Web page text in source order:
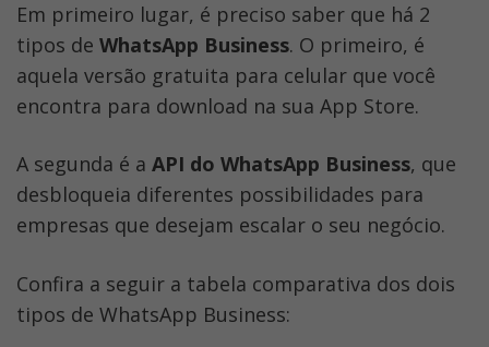
Em primeiro lugar, é preciso saber que há 2
tipos de WhatsApp Business. O primeiro, é
aquela versão gratuita para celular que você
encontra para download na sua App Store.
A segunda é a API do WhatsApp Business, que
desbloqueia diferentes possibilidades para
empresas que desejam escalar o seu negócio.
Confira a seguir a tabela comparativa dos dois
tipos de WhatsApp Business: